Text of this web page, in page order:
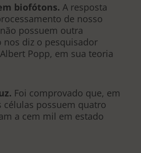
biofótons. A resposta
de nosso
possuem outra
nos diz o pesquisador
Popp, em sua teoria
Foi comprovado que, em
células possuem quatro
a cem mil em estado